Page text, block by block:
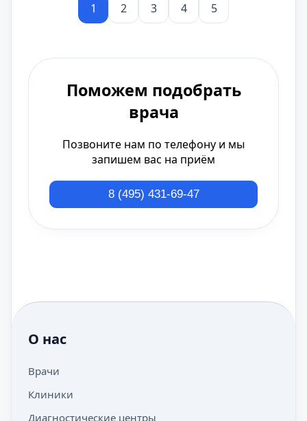
1 2 3 4 5
Поможем подобрать
врача
Позвоните нам по телефону и мы
запишем вас на приём
8 (495) 431-69-47
О нас
Врачи
Клиники
Диагностические центры